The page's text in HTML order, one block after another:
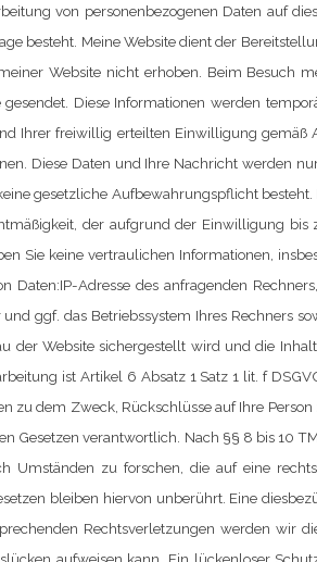
von personenbezogenen Daten auf
besteht. Meine Website dient der
Website nicht erhoben. Beim Besuch
Diese Informationen werden
Ihrer freiwillig erteilten Einwilligung gemäß
Diese Daten und Ihre Nachricht werden
gesetzliche Aufbewahrungspflicht
der aufgrund der Einwilligung
Sie keine vertraulichen Informationen,
Daten:IP-Adresse des anfragenden
ggf. das Betriebssystem Ihres Rechners
der Website sichergestellt wird und die
ist Artikel 6 Absatz 1 Satz 1 lit. f
zu dem Zweck, Rückschlüsse auf Ihre Person
Gesetzen verantwortlich. Nach §§ 8 bis 10
Umständen zu forschen, die auf eine
bleiben hiervon unberührt. Eine
Rechtsverletzungen werden wir